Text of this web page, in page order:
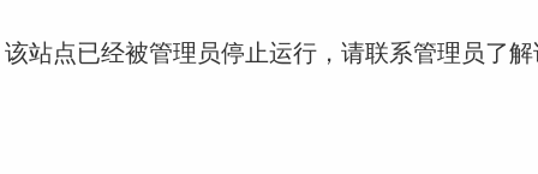
站点已经被管理员停止运行，请联系管理员了